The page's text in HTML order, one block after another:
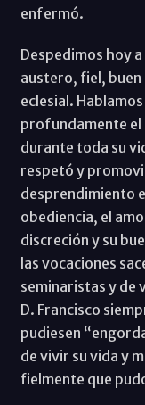
enfermó.
Despedimos hoy
austero, fiel,
eclesial.
profundamente el
durante toda su
respetó y
desprendimiento
obediencia, el
discreción y su
las vocaciones
seminaristas y de
D. Francisco
pudiesen
de vivir su vida y
fielmente que